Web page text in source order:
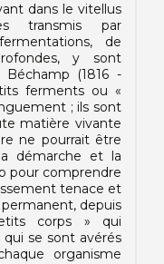
dans le vitellus
transmis par
de
y sont
(1816 -
ferments ou «
; ils sont
matière vivante
ne pourrait être
démarche et la
pour comprendre
tenace et
depuis
corps » qui
se sont avérés
organisme